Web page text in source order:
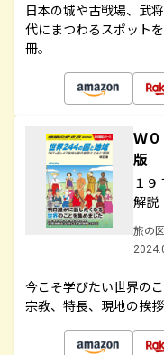
日本の城や古戦場、武
代にまつわるスポット
冊。
Ｗ
版
１
解説
旅の
今こそ学びたい世界の
宗教、特長、現地の挨